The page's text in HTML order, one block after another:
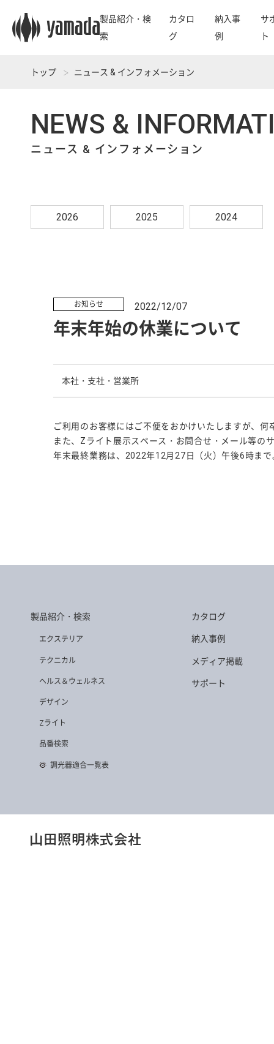
トップ ニュース & インフォメーション
製品紹介・検
索
カタロ
グ
納入事
例
サ
ト
NEWS &
ニュース & インフォメーション
2026 2025 2024
お知らせ 2022/12/07
年末年始の休業について
本社・支社・営業所
ご利用のお客様にはご不便をおかけいたしますが、
また、Zライト展示スペース・お問合せ・メール等の
年末最終業務は、2022年12月27日（火）午後6時ま
製品紹介・検索
エクステリア
テクニカル
ヘルス＆ウェルネス
デザイン
Zライト
品番検索
調光器適合一覧表
カタログ
納入事例
メディア掲載
サポート